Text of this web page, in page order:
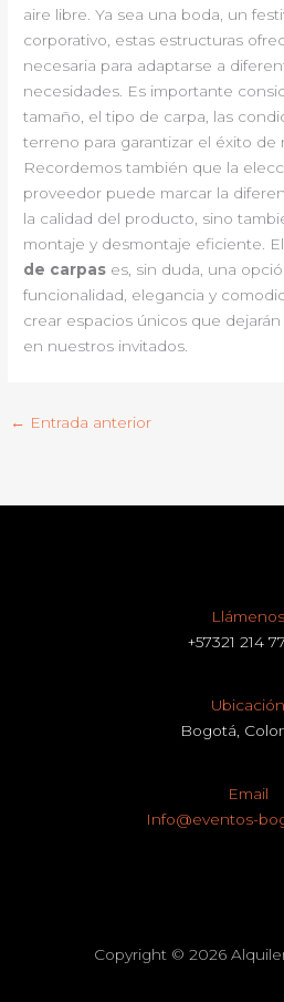
aire libre. Ya sea una boda, un
corporativo, estas estructuras
necesaria para adaptarse a
necesidades. Es importante
tamaño, el tipo de carpa, las
terreno para garantizar el éxito de
Recordemos también que la
proveedor puede marcar la
la calidad del producto, sino
montaje y desmontaje eficiente. El
de carpas es, sin duda, una
funcionalidad, elegancia y
crear espacios únicos que
en nuestros invitados.
← Entrada anterior
Llámenos
+57321 214
Ubicación
Bogotá,
Email
Info@eventos-
Copyright © 2026